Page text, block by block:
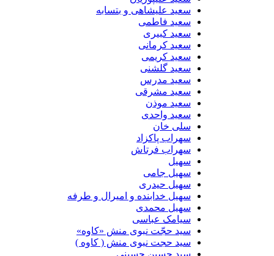
سعید علیشاهی و بتسابه
سعید فاطمی
سعید کبیری
سعید کرمانی
سعید کریمی
سعید گلشنی
سعید مدرس
سعید مشرقی
سعید موذن
سعید واحدی
سلی خان
سهراب پاکزاد
سهراب فرتاش
سهیل جامی
سهیل حیدری
سهیل خدابنده و امیرال و طرفه
سهیل محمدی
سیامک عباسی
سید حجّت نبوی منش «کاوه»
سید حجت نبوی منش ( کاوه )
سید حسین حسینى